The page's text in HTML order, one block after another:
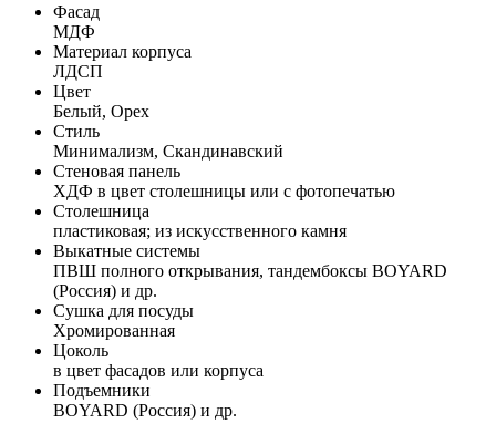
Фасад
МДФ
Материал корпуса
ЛДСП
Цвет
Белый, Орех
Стиль
Минимализм, Скандинавский
Стеновая панель
ХДФ в цвет столешницы или с фотопечатью
Столешница
пластиковая; из искусственного камня
Выкатные системы
ПВШ полного открывания, тандембоксы BOYARD
(Россия) и др.
Сушка для посуды
Хромированная
Цоколь
в цвет фасадов или корпуса
Подъемники
BOYARD (Россия) и др.